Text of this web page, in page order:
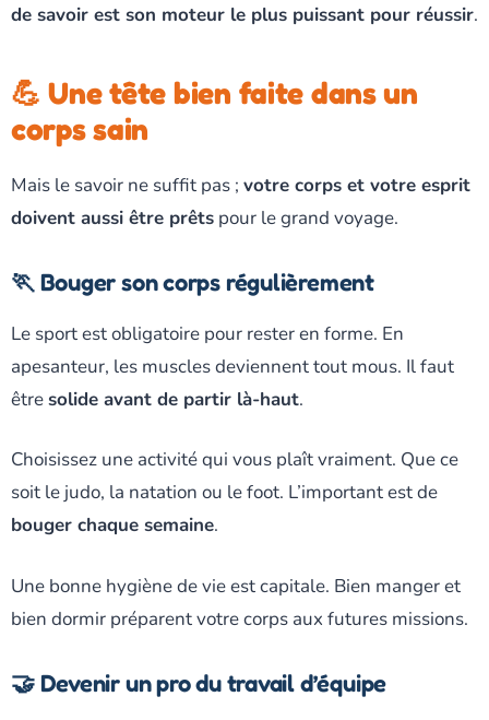
de savoir est son moteur le plus puissant pour réussir.
💪 Une tête bien faite dans un
corps sain
Mais le savoir ne suffit pas ; votre corps et votre esprit
doivent aussi être prêts pour le grand voyage.
🏃 Bouger son corps régulièrement
Le sport est obligatoire pour rester en forme. En
apesanteur, les muscles deviennent tout mous. Il faut
êtresolide avant de partir là-haut.
Choisissez une activité qui vous plaît vraiment. Que ce
soit le judo, la natation ou le foot. L’important est de
bouger chaque semaine.
Une bonne hygiène de vie est capitale. Bien manger et
bien dormir préparent votre corps aux futures missions.
🤝 Devenir un pro du travail d’équipe